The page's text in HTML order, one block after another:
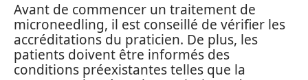
Avant de commencer un traitement de
microneedling, il est conseillé de vérifier les
accréditations du praticien. De plus, les
patients doivent être informés des
conditions préexistantes telles que la